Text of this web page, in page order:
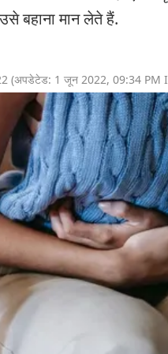
बहाना मान लेते हैं.
(अपडेटेड: 1 जून 2022, 09:34 PM